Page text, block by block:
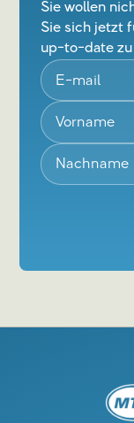
Sie wollen
Sie sich jetzt
up-to-date zu